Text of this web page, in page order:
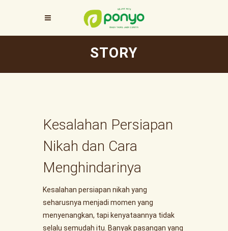
STORY
Kesalahan Persiapan
Nikah dan Cara
Menghindarinya
Kesalahan persiapan nikah yang
seharusnya menjadi momen yang
menyenangkan, tapi kenyataannya tidak
selalu semudah itu. Banyak pasangan yang